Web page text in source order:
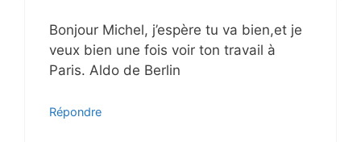
Bonjour Michel, j’espère tu va bien,et je
veux bien une fois voir ton travail à
Paris. Aldo de Berlin
Répondre